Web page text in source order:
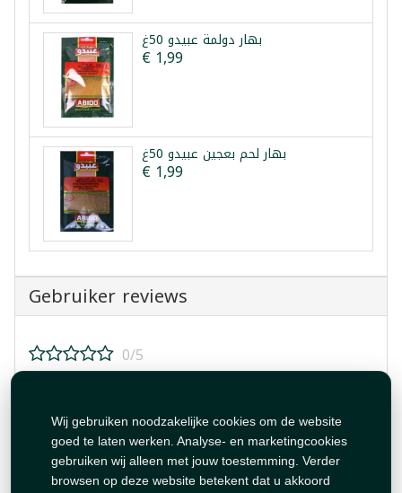
Wij gebruiken noodzakelijke cookies om de website
goed te laten werken. Analyse- en marketingcookies
gebruiken wij alleen met jouw toestemming. Verder
browsen op deze website betekent dat u akkoord
بهار دولمة عبيدو 50غ
€ 1,99
بهار لحم بعجين عبيدو 50غ
€ 1,99
Gebruiker reviews
0/5